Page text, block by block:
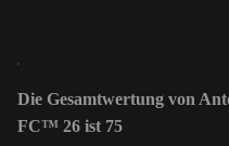
Die Gesamtwertung von
FC™ 26 ist 75